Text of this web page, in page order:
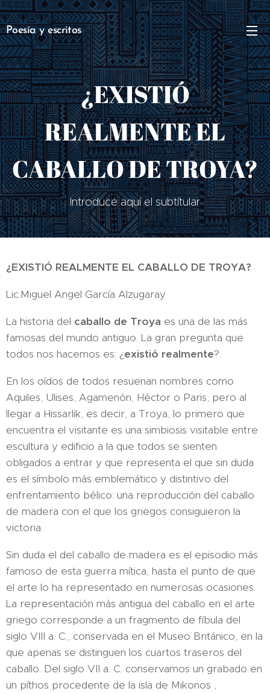
Poesía y escritos
¿EXISTIÓ
REALMENTE EL
CABALLO DE TROYA?
Introduce aquí el subtítular
¿EXISTIÓ REALMENTE EL CABALLO DE TROYA?
Lic.Miguel Angel García Alzugaray
La historia del caballo de Troya es una de las más
famosas del mundo antiguo. La gran pregunta que
todos nos hacemos es: ¿existió realmente?.
En los oídos de todos resuenan nombres como
Aquiles, Ulises, Agamenón, Héctor o Paris, pero al
llegar a Hissarlik, es decir, a Troya, lo primero que
encuentra el visitante es una simbiosis visitable entre
escultura y edificio a la que todos se sienten
obligados a entrar y que representa el que sin duda
es el símbolo más emblemático y distintivo del
enfrentamiento bélico: una reproducción del caballo
de madera con el que los griegos consiguieron la
victoria.
Sin duda el del caballo de madera es el episodio más
famoso de esta guerra mítica, hasta el punto de que
el arte lo ha representado en numerosas ocasiones.
La representación más antigua del caballo en el arte
griego corresponde a un fragmento de fíbula del
siglo VIII a. C., conservada en el Museo Británico, en la
que apenas se distinguen los cuartos traseros del
caballo. Del siglo VII a. C. conservamos un grabado en
un píthos procedente de la isla de Mikonos ,